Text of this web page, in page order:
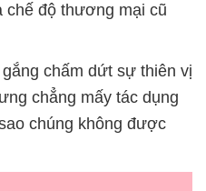
chế độ thương mại cũ
chấm dứt sự thiên vị
chẳng mấy tác dụng
chúng không được